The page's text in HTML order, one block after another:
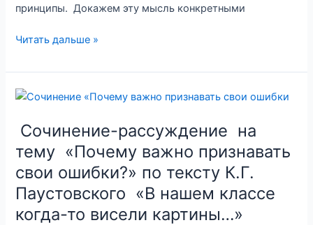
принципы. Докажем эту мысль конкретными
Сочинение-
на
тему «Почему
быть
честным?»
(по
тексту
Ю.М.
Нагибина)
Читать дальше »
Сочинение-рассуждение на
тему «Почему важно признавать
свои ошибки?» по тексту К.Г.
Паустовского «В нашем классе
когда-то висели картины…»